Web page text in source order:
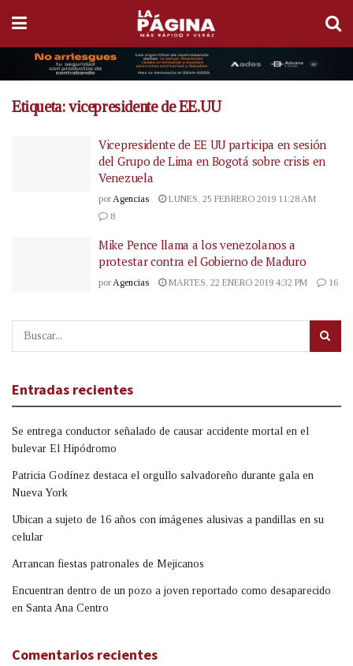
Etiqueta:vicepresidente de EE.UU
Vicepresidente de EE UU participa en sesión
del Grupo de Lima en Bogotá sobre crisis en
Venezuela
por Agencias
LUNES, 25 FEBRERO 2019 11:28 AM
8
Mike Pence llama a los venezolanos a
protestar contra el Gobierno de Maduro
por Agencias MARTES, 22 ENERO 2019 4:32 PM 16
Entradas recientes
Se entrega conductor señalado de causar accidente mortal en el
bulevar El Hipódromo
Patricia Godínez destaca el orgullo salvadoreño durante gala en
Nueva York
Ubican a sujeto de 16 años con imágenes alusivas a pandillas en su
celular
Arrancan fiestas patronales de Mejicanos
Encuentran dentro de un pozo a joven reportado como desaparecido
en Santa Ana Centro
Comentarios recientes